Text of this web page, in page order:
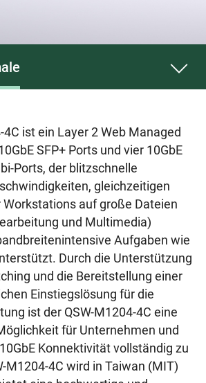
4C ist ein Layer 2 Web Managed
SFP+ Ports und vier 10GbE
Ports, der blitzschnelle
gleichzeitigen
auf große Dateien
und Multimedia)
Aufgaben wie
Durch die Unterstützung
und die Bereitstellung einer
Einstiegslösung für die
ist der QSW-M1204-4C eine
für Unternehmen und
Konnektivität vollständig zu
M1204-4C wird in Taiwan (MIT)